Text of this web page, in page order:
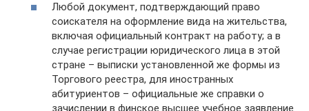
Любой документ, подтверждающий право
соискателя на оформление вида на жительства,
включая официальный контракт на работу; а в
случае регистрации юридического лица в этой
стране – выписки установленной же формы из
Торгового реестра, для иностранных
абитуриентов – официальные же справки о
зачислении в финское высшее учебное заявление